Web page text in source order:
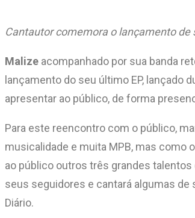
Cantautor comemora o lançamento de
Malize acompanhado por sua banda
lançamento do seu último EP, lançado
apresentar ao público, de forma
Para este reencontro com o público,
musicalidade e muita MPB, mas como
ao público outros três grandes talentos
seus seguidores e cantará algumas de
Diário.